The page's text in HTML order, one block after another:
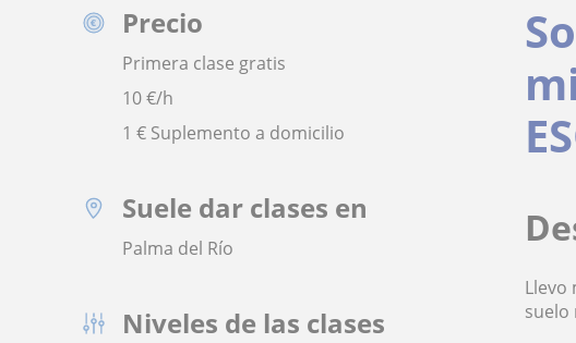
Precio
Primera clase gratis
10€/h
1 € Suplemento a domicilio
Suele dar clases en
Palma del Río
Niveles de las clases
Llevo
suelo